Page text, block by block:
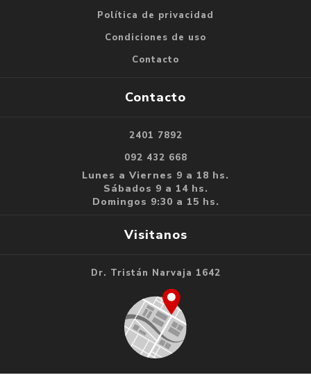
Política de privacidad
Condiciones de uso
Contacto
Contacto
2401 7892
092 432 668
Lunes a Viernes 9 a 18 hs.
Sábados 9 a 14 hs.
Domingos 9:30 a 15 hs.
Visitanos
Dr. Tristán Narvaja 1642